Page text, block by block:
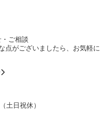
点がございましたら、お気軽に
土日祝休）